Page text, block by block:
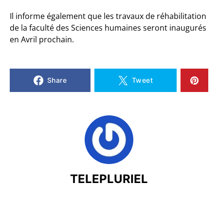
Il informe également que les travaux de réhabilitation
de la faculté des Sciences humaines seront inaugurés
en Avril prochain.
Share Tweet
TELEPLURIEL